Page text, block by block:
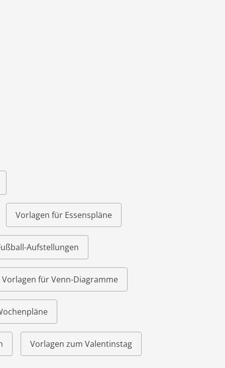
Vorlagen für Essenspläne
Aufstellungen
Vorlagen für Venn-Diagramme
Vorlagen zum Valentinstag